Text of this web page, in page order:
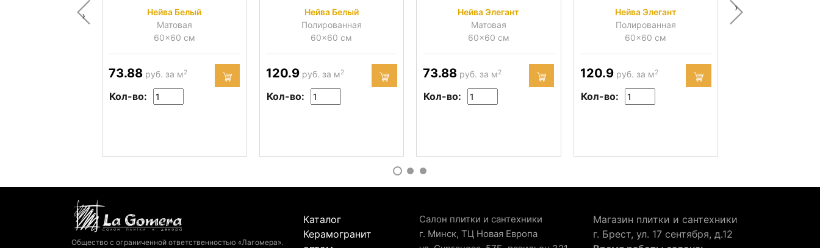
Нейва Белый
Матовая
60x60 см
73.88 руб. за м2
Кол-во:
Нейва Белый
Полированная
60x60 см
120.9руб. за м2
Кол-во:
Нейва Элегант
Матовая
60x60 см
73.88 руб. за м2
Кол-во:
Нейва Элегант
Полированная
60x60 см
120.9руб. за м2
Кол-во:
‹
›
Общество с ограниченной ответственностью «Лагомера».
Каталог
Керамогранит
Салон плитки и сантехники
г. Минск, ТЦ Новая Европа
Магазин плитки и сантехники
г. Брест, ул. 17 сентября, д.12